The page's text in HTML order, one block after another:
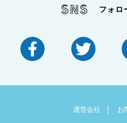
SNS フォロ
運営会社 お